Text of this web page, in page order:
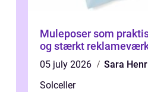
Muleposer som
og stærkt
05 july 2026
Sara
Solceller